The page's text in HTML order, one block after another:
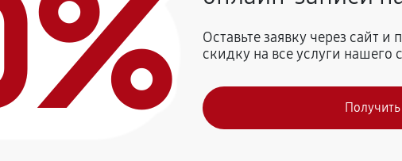
Nivona CafeRomatica NICR 825
Nivona CafeRomatica NICR 825
Оставьте заявку через сайт
скидку на все услуги нашего